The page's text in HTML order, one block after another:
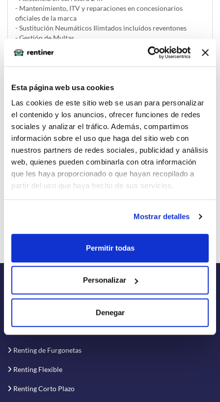
Esta página web usa cookies
Las cookies de este sitio web se usan para personalizar
el contenido y los anuncios, ofrecer funciones de redes
sociales y analizar el tráfico. Además, compartimos
información sobre el uso que haga del sitio web con
nuestros partners de redes sociales, publicidad y análisis
web, quienes pueden combinarla con otra información
que les haya proporcionado o que hayan recopilado a
partir del uso que haya hecho de sus servicios.
Mostrar detalles
Permitir todas
Personalizar
Denegar
- Mantenimiento, ITV y reparaciones en concesionarios
oficiales de la marca
- Sustitución Neumáticos Ilimtados incluidos reventones
- Gestión de Multas
- Seguro a todo riesgo sin franquicia
- Se aplica 1 mes de fianza (una cuota sin iva) a devolver al
finalizar el contrato
Solicitar renting
La imagen del coche puede no coincidir con el vehículo
ofertado. Los datos y la información publicada ha sido
obtenida de la empresa ofertante del renting y tiene solo
efectos informativos no contractuales.
Renting de Furgonetas
Renting Flexible
Renting Corto Plazo